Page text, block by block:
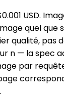
USD.
quel que
qualité, pas
n — la spec
par